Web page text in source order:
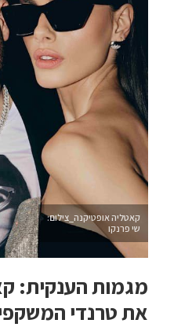
קאטליה אופטיקנה_צילום:
שי פרנקו
מגמות הענקית:
את טרנדי